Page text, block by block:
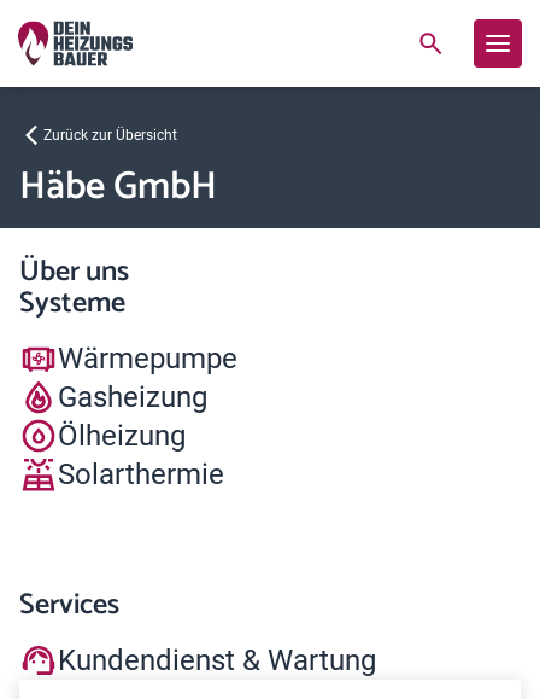
Zurück zur Übersicht
Häbe GmbH
Über uns
Systeme
Wärmepumpe
Gasheizung
Ölheizung
Solarthermie
Services
Kundendienst & Wartung